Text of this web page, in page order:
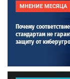
МНЕНИЕ МЕСЯЦА
Почему соответствие
стандартам не
защиту от